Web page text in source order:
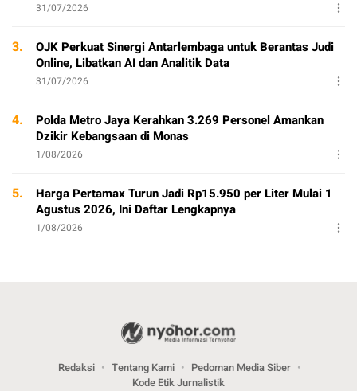
31/07/2026
3.
OJK Perkuat Sinergi Antarlembaga untuk Berantas Judi
Online, Libatkan AI dan Analitik Data
31/07/2026
4.
Polda Metro Jaya Kerahkan 3.269 Personel Amankan
Dzikir Kebangsaan di Monas
1/08/2026
5.
Harga Pertamax Turun Jadi Rp15.950 per Liter Mulai 1
Agustus 2026, Ini Daftar Lengkapnya
1/08/2026
Redaksi Tentang Kami
Pedoman Media Siber
Kode Etik Jurnalistik